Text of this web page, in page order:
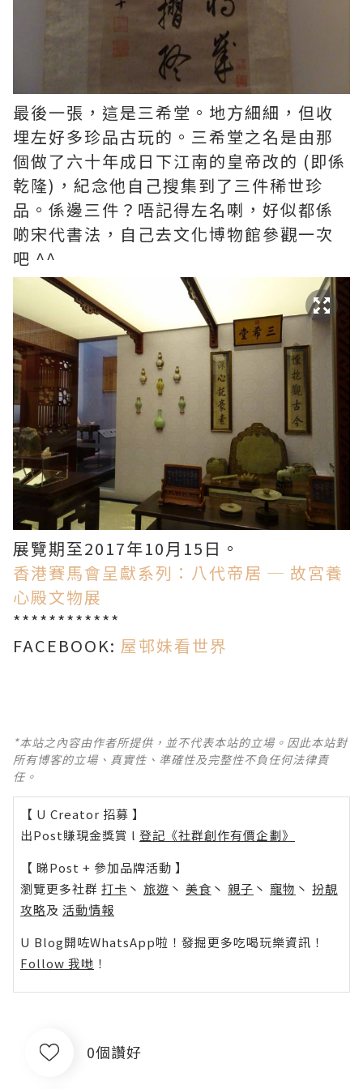
最後一張，這是三希堂。地方細細，但收
埋左好多珍品古玩的。三希堂之名是由那
個做了六十年成日下江南的皇帝改的 (即係
乾隆)，紀念他自己搜集到了三件稀世珍
品。係邊三件？唔記得左名喇，好似都係
啲宋代書法，自己去文化博物館參觀一次
吧 ^^
展覽期至2017年10月15日。
香港賽馬會呈獻系列：八代帝居 ─ 故宮養
心殿文物展
************
FACEBOOK: 屋邨妹看世界
*本站之內容由作者所提供，並不代表本站的立場。因此本站對
所有博客的立場、真實性、準確性及完整性不負任何法律責
任。
【 U Creator 招募 】
出Post賺現金獎賞 l 登記《社群創作有價企劃》
【 睇Post + 參加品牌活動 】
瀏覽更多社群 打卡 丶 旅遊 丶 美食 丶 親子 丶 寵物 丶 扮靚
攻略及 活動情報
U Blog開咗WhatsApp啦！發掘更多吃喝玩樂資訊！
Follow 我哋 ！
0個讚好